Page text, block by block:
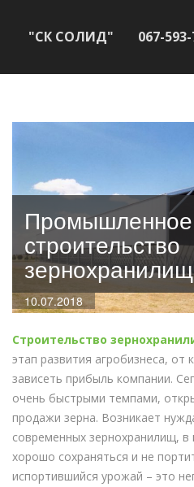
"СК СОЛИД" 067-
Промышленное
строительство
зернохранилищ
10.07.2018
Строительство
этап развития агробизнеса,
зависеть прибыль компании.
очень быстрыми темпами,
продажи зерна. Возникает
современных зернохранилищ,
хорошо сохраняться и не
испортившийся урожай – это